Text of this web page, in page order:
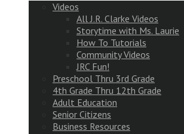
Videos
All J.R. Clarke Videos
Storytime with Ms. Laurie
How To Tutorials
Community Videos
JRC Fun!
Preschool Thru 3rd Grade
4th Grade Thru 12th Grade
Adult Education
Senior Citizens
Business Resources